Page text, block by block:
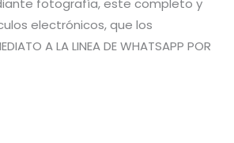
fotografía, este completo y
electrónicos, que los
A LA LINEA DE WHATSAPP POR